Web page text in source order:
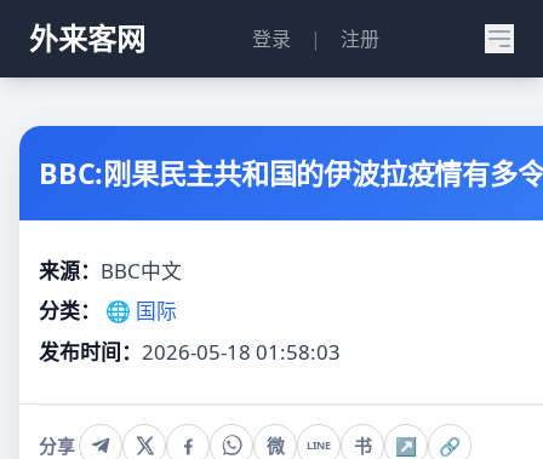
外来客网 登录 | 注册
BBC:刚果民主共和国的伊波拉疫情有多
来源： BBC中文
分类：
🌐 国际
发布时间： 2026-05-18 01:58:03
分享 微 LINE 书 ↗ 🔗